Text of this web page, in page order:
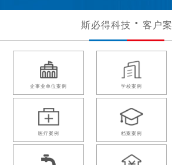
斯必得科技 客户
企事业单位案例 学校案例
医疗案例 档案案例